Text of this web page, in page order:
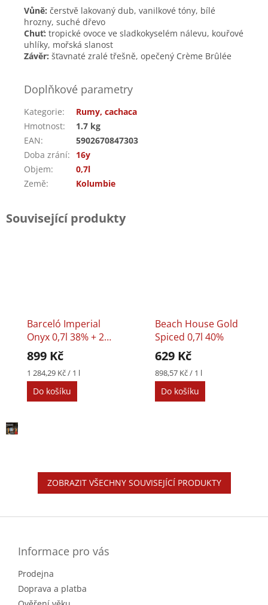
Vůně: čerstvě lakovaný dub, vanilkové tóny, bílé
hrozny, suché dřevo
Chuť: tropické ovoce ve sladkokyselém nálevu, kouřové
uhlíky, mořská slanost
Závěr: šťavnaté zralé třešně, opečený Crème Brûlée
Doplňkové parametry
Kategorie:
Rumy, cachaca
Hmotnost:
1.7 kg
EAN:
5902670847303
Doba zrání:
16y
Objem:
0,7l
Země: Kolumbie
Související produkty
Barceló Imperial
Onyx 0,7l 38% + 2
Skleničky
899 Kč
Měrná
cena:
1 284,29 Kč / 1 l
Do košíku
Beach House Gold
Spiced 0,7l 40%
629 Kč
Měrná
cena:
898,57 Kč / 1 l
Do košíku
ZOBRAZIT VŠECHNY SOUVISEJÍCÍ PRODUKTY
Informace pro vás
Prodejna
Doprava a platba